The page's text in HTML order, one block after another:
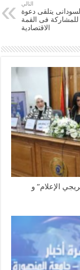
التالي
يتلقى دعوة
فى القمة
الاقتصادية
“خريجي الإعلام” و